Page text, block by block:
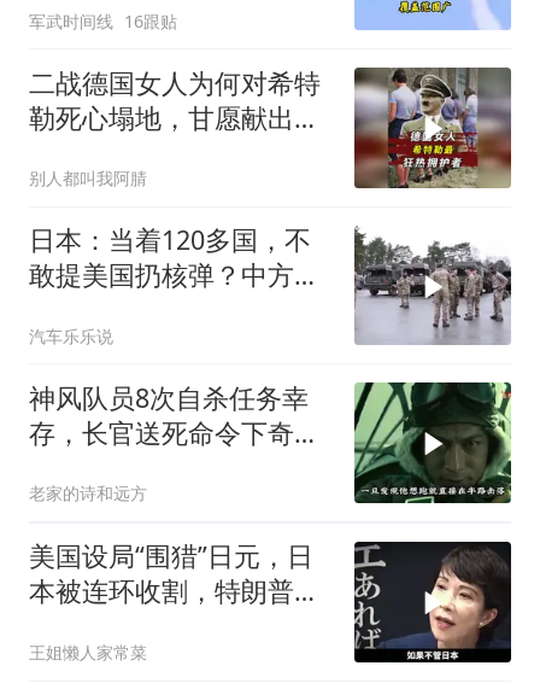
代！
军武时间线 16跟贴
二战德国女人为何对希特
勒死心塌地，甘愿献出一
别人都叫我阿腈
日本：当着120多国，不
敢提美国扔核弹？中方：
汽车乐乐说
神风队员8次自杀任务幸
存，长官送死命令下奇迹
老家的诗和远方
美国设局“围猎”日元，日
本被连环收割，特朗普金
王姐懒人家常菜